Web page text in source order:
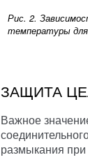
Рис. 2.
температуры для
ЗАЩИТА
Важное
размыкания при